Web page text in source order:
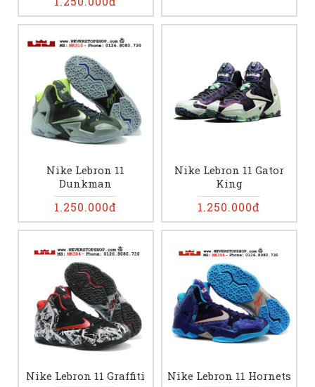
Nike Lebron 11
Dunkman
1.250.000đ
Nike Lebron 11 Gator
King
1.250.000đ
Nike Lebron 11 Graffiti Nike Lebron 11 Hornets